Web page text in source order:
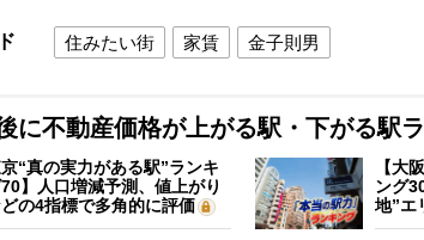
住みたい街 家賃 金子則男
に不動産価格が上がる駅・下がる駅
京“真の実力がある駅”ランキ
】人口増減予測、値上がり
の4指標で多角的に評価
【大
ング
地”エ